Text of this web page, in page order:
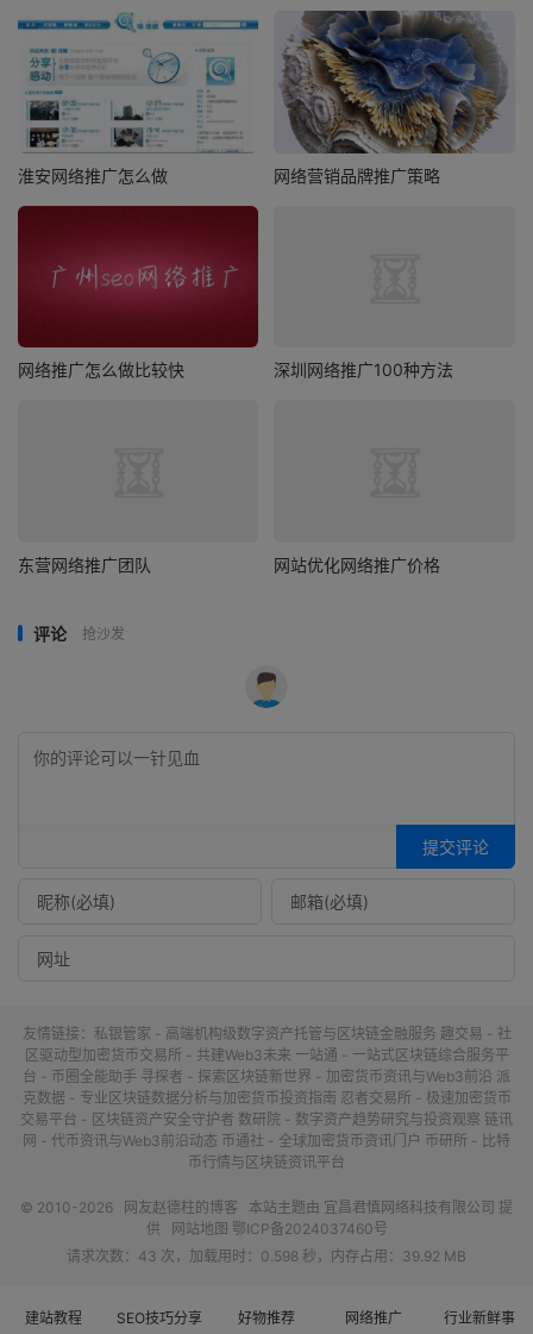
淮安网络推广怎么做 网络营销品牌推广策略
网络推广怎么做比较快 深圳网络推广100种方法
东营网络推广团队 网站优化网络推广价格
评论 抢沙发
提交评论
友情链接： 私银管家 - 高端机构级数字资产托管与区块链金融服务 趣交易 - 社
区驱动型加密货币交易所 - 共建Web3未来 一站通 - 一站式区块链综合服务平
台 - 币圈全能助手 寻探者 - 探索区块链新世界 - 加密货币资讯与Web3前沿 派
克数据 - 专业区块链数据分析与加密货币投资指南 忍者交易所 - 极速加密货币
交易平台 - 区块链资产安全守护者 数研院 - 数字资产趋势研究与投资观察 链讯
网 - 代币资讯与Web3前沿动态 币通社 - 全球加密货币资讯门户 币研所 - 比特
币行情与区块链资讯平台
© 2010-2026 网友赵德柱的博客 本站主题由 宜昌君慎网络科技有限公司 提
供
网站地图 鄂ICP备2024037460号
请求次数：43 次，加载用时：0.598 秒，内存占用：39.92 MB
建站教程 SEO技巧分享 好物推荐 网络推广 行业新鲜事